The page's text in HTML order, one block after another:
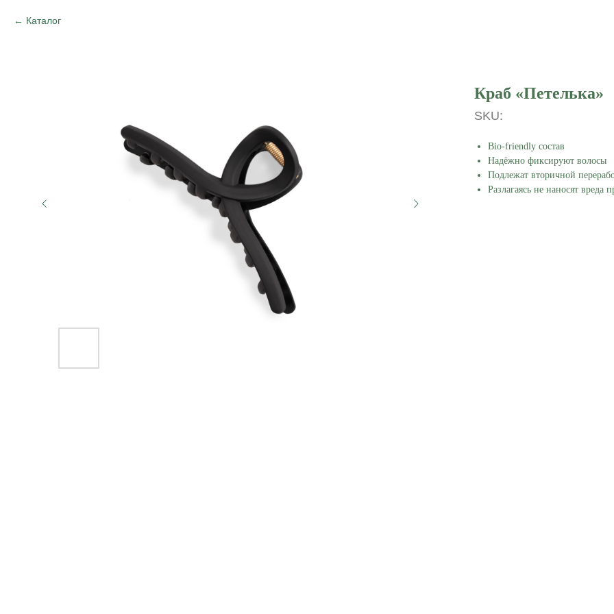
Каталог
Краб «Петелька»
SKU:
Bio-friendly состав
Надёжно фиксируют волосы
Подлежат вторичной
Разлагаясь не наносят вреда